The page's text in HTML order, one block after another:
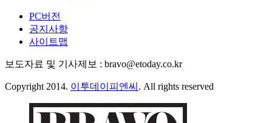
PC버전
공지사항
사이트맵
보도자료 및 기사제보 : bravo@etoday.co.kr
Copyright 2014. 이투데이피엔씨 . All rights reserved